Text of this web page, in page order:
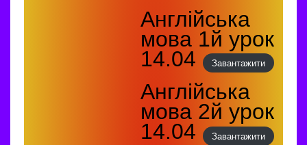
Англійська
мова 1й урок
14.04
Завантажити
Англійська
мова 2й урок
14.04
Завантажити